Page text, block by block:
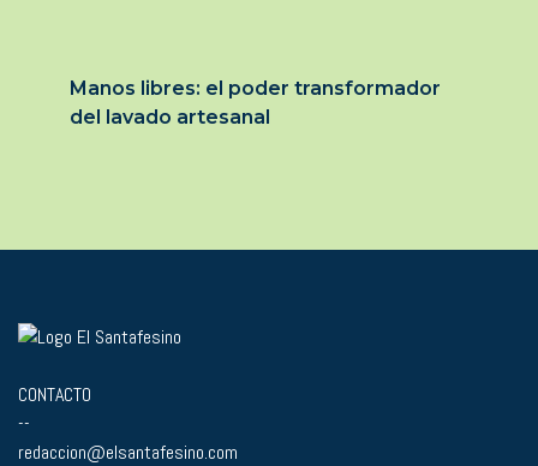
Manos libres: el poder transformador
del lavado artesanal
CONTACTO
--
redaccion@elsantafesino.com